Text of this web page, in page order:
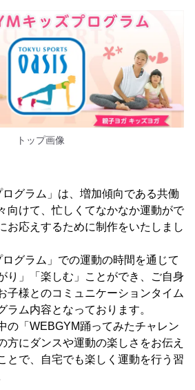
トップ画像
ログラム」は、増加傾向である共働
向けて、忙しくてなかなか運動がで
お応えするために制作をいたしまし
ログラム」での運動の時間を通じて
り」「楽しむ」ことができ、ご自身
子様とのコミュニケーションタイム
ラム内容となっております。
の「WEBGYM踊ってみたチャレン
方にダンスや運動の楽しさをお伝え
とで、自宅でも楽しく運動を行う習